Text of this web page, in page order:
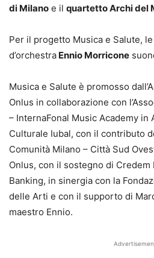
di Milano e il quartetto Archi del
Per il progetto Musica e Salute,
d’orchestra Ennio Morricone
Musica e Salute è promosso
Onlus in collaborazione con
– InternaFonal Music Academy in
Culturale Iubal, con il contributo
Comunità Milano – Città Sud
Onlus, con il sostegno di
Banking, in sinergia con la
delle Arti e con il supporto di
maestro Ennio.